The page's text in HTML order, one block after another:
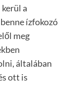
a
ízfokozó
meg
általában
ott is